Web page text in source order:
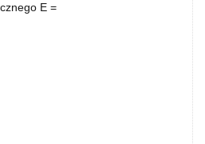
E =